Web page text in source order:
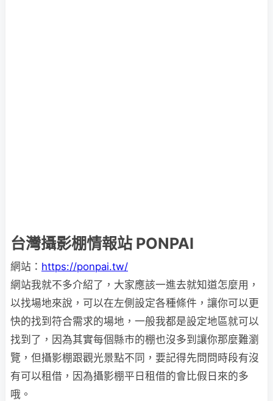
台灣攝影棚情報站 PONPAI
網站： https://ponpai.tw/
網站我就不多介紹了，大家應該一進去就知道怎麼用，
以找場地來說，可以在左側設定各種條件，讓你可以更
快的找到符合需求的場地，一般我都是設定地區就可以
找到了，因為其實每個縣市的棚也沒多到讓你那麼難瀏
覽，但攝影棚跟觀光景點不同，要記得先問問時段有沒
有可以租借，因為攝影棚平日租借的會比假日來的多
哦。